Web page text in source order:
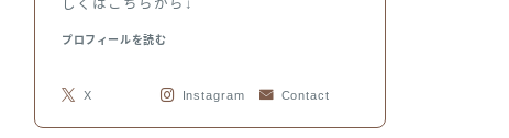
しくはこちらから↓
プロフィールを読む
X Instagram Contact